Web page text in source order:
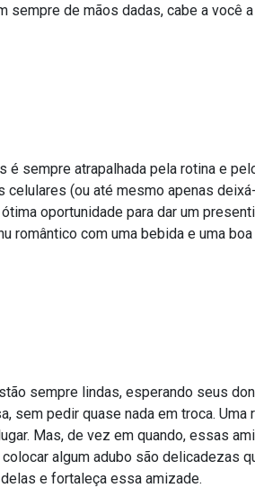
sempre de mãos dadas, cabe a você
é sempre atrapalhada pela rotina e
(ou até mesmo apenas
oportunidade para dar um
romântico com uma bebida e uma
sempre lindas, esperando seus
sem pedir quase nada em troca. Uma
Mas, de vez em quando, essas
algum adubo são delicadezas
e fortaleça essa amizade.